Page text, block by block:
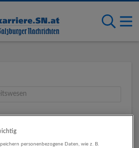
personenbezogene Daten, wie z. B.